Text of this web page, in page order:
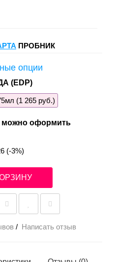
ПРОБНИК
опции
(EDP)
(1 265 руб.)
можно оформить
(-3%)
/ Написать отзыв